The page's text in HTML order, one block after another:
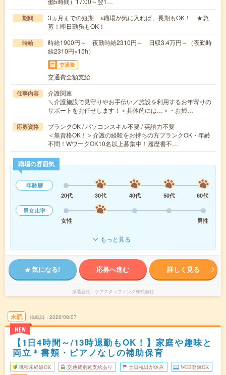
期間
3ヵ月までの短期 ※職場が気に入れば、長期もOK！ ★急
募！即日勤務もOK！
時給
時給1900円～ 夜勤時給2310円～ 日収3.4万円～（夜勤時
給2310円×15h）
交通費
交通費全額支給
仕事内容
介護関連
＼介護施設で見守りやお手伝い／施設を利用するお年寄りの
サポートをお任せします！＜具体的には…＞・お掃…
応募資格
ブランクOK / パソコンスキル不要 / 英語力不要
＜無資格OK！＞介護の経験をお持ちの方ブランクOK・年齢
不問！WワークOK10名以上募集中！履歴書不…
職場の雰囲気
年齢層
20代
30代 40代 50代
60代
男女比率
女性
男性
もっと見る
気になる! 応募へ進む 詳しく見る
派遣会社 ケアスタッフィング株式会社
未読
NEW
掲載日 2026/08/07
【1日4時間～/13時退勤もOK！】家庭や趣味と
両立＊書類・ピアノなしの補助保育
職種未経験OK 交通費別途支給あり 土日祝日が休み WEB登録OK